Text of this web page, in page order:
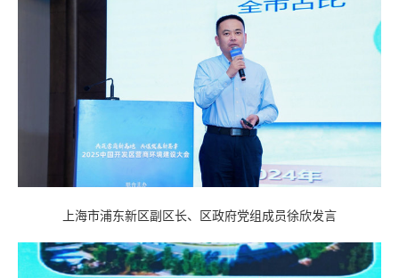
上海市浦东新区副区长、区政府党组成员徐欣发言